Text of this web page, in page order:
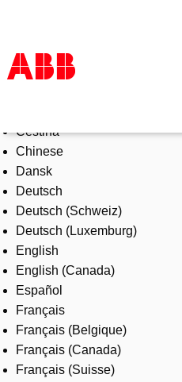
Products & Solutions
Industries
Services
About us
Where to buy
Contact us
Careers
Čeština
Chinese
Dansk
Deutsch
Deutsch (Schweiz)
Deutsch (Luxemburg)
English
English (Canada)
Español
Français
Français (Belgique)
Français (Canada)
Français (Suisse)